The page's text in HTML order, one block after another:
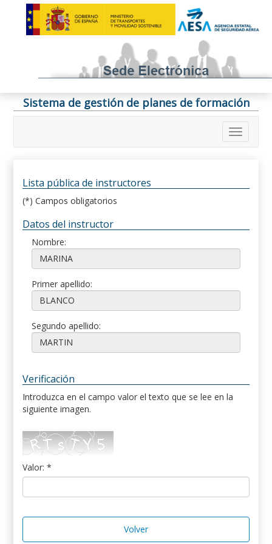
Sistema de gestión de planes de formación
Lista pública de instructores
(*) Campos obligatorios
Datos del instructor
Nombre:
Primer apellido:
Segundo apellido:
Verificación
Introduzca en el campo valor el texto que se lee en la
siguiente imagen.
Valor: *
Volver